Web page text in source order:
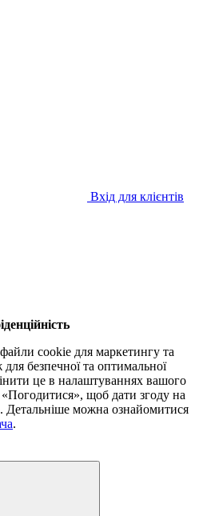
Вхід для клієнтів
cookie для маркетингу та
безпечної та оптимальної
це в налаштуваннях вашого
щоб дати згоду на
Детальніше можна ознайомитися
.